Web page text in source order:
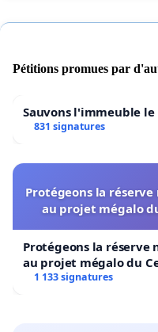
Pétitions promues par
Sauvons l'immeuble le
831 signatures
Protégeons la
au projet mégalo
Protégeons la réserve
au projet mégalo du
1 133 signatures